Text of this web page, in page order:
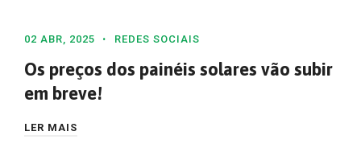
02 ABR, 2025 REDES SOCIAIS
Os preços dos painéis solares vão subir
em breve!
LER MAIS